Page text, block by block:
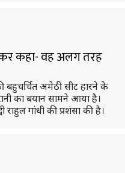
कहा- वह अलग तरह
बहुचर्चित अमेठी सीट हारने के
का बयान सामने आया है।
राहुल गांधी की प्रशंसा की है।